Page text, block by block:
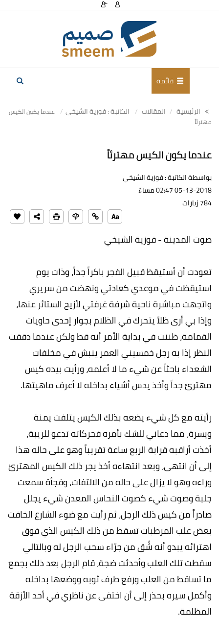
قائمة
الرئيسية المقالات الكاتبة : فوزية الشيخي
عندما يكون الكيس
مهترئاً
عندما يكون الكيس مهترئاً
بواسطة الكاتبة : فوزية الشيخي
05-13-2018 02:47 مساءً
784 زيارات
صوت المدينة - فوزية الشيخي
تعودت أن أستيقظ قبيل الفجر باكراً جداً، وذات يوم
استيقظت في موعدي كعادتي ونهضت من سريري
واتجهت مباشرة ناحية شرفة غرفتي لأزيح الستائر عنها،
وإذا بي أرى ظلاً يتحرك في الظلام بجوار إحدى حاويات
القمامة، ظننت في بداية الأمر أنه قط ولكن عندما دققت
النظر إذا به رجل خمسيني العمر ينبش في مخلفات
السُعداء باحثاً عن شيء ما لا أعلمه، ورأيت بيده كيس
مهترئ جداً وأخذ يدس أشياء بداخله لا أعرف ماهيتها.
رأيته مع كل شيء يضعه بذلك الكيس يتلفت يمنة
ويسرة، مما دعاني للشك بأمره فحركاته تدعو للريبة،
أخذت أراقبه قرابة الربع ساعة تقريباً وهو على حاله هذا
إلى أن انتهى، وبعد انتهاءه أخذ يجر ذلك الكيس المهترئ
وراءه وهو لا يزال على حاله من الالتفات، وفجأة سمعت
جلبة وصوت شيء كصوت النحاس المعدن شيء يجلل
صادراً من كيس ذلك الرجل، ثم رأيت مع ضوء الشارع الخافت
بعض علب المرطبات تسقط من ذلك الكيس الذي فوق
اهترائه يبدو أنه شُق من جرّاء سحب الرجل له وبالتالي
سقطت تلك العلب وأحدثت ضجة، قام الرجل بعد ذلك بجمع
ما تساقط من العلب ورفع طرف ثوبه ووضعها بداخله
وأكمل سيره بحذر إلى أن اختفى عن ناظري في أحد الأزقة
المظلمة.